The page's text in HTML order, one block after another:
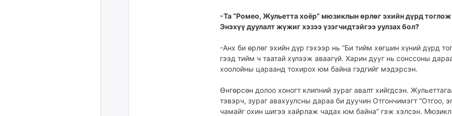
-Та “Ромео, Жульетта хоёр” мюзиклын өрлөг эхийн дүрд тоглож
Энэхүү дуулалт жүжиг хэзээ үзэгчидтэйгээ уулзах бол?
-Анх би өрлөг эхийн дүр гэхээр нь “Би тийм хөгшин хүний дүрд
гээд тийм ч таатай хүлээж аваагүй. Харин дууг нь сонссоны
хоо­лойны цараанд тохирох юм байна гэдгийг мэдэрсэн.
Өнгөрсөн долоо хоногт клип­ний зураг авалт хийгд­сэн.
тэвэрч, зураг авахуулсны дараа би дуучин Отгончимэгт “Отгоо,
чамайг охин шигээ хайрлаж чадах юм байна” гэж хэлсэн.